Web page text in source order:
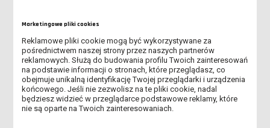
odbywają się także w lokalnych instytucjach pedagogicznych
(przedszkolach, szkołach podstawowych, świetlicach oraz
placówkach specjalistycznych).
9. Przykładowe przedmioty prowadzone w ramach kierunku.
Psychologia ogólna.
Pedagogika dziecka.
Marketingowe pliki cookies
Reklamowe pliki cookie mogą być wykorzystywane za
pośrednictwem naszej strony przez naszych partnerów
reklamowych. Służą do budowania profilu Twoich zainteresowań
na podstawie informacji o stronach, które przeglądasz, co
obejmuje unikalną identyfikację Twojej przeglądarki i urządzenia
końcowego. Jeśli nie zezwolisz na te pliki cookie, nadal
będziesz widzieć w przeglądarce podstawowe reklamy, które
nie są oparte na Twoich zainteresowaniach.